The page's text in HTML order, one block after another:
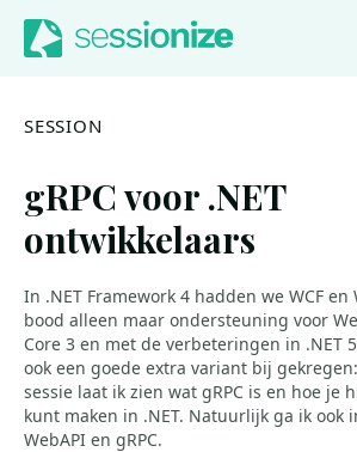
Jump to navigation
Jump to content
SESSION
gRPC voor .NET
ontwikkelaars
In .NET Framework 4 hadden we WCF en
bood alleen maar ondersteuning voor
Core 3 en met de verbeteringen in .NET
ook een goede extra variant bij
sessie laat ik zien wat gRPC is en hoe je
kunt maken in .NET. Natuurlijk ga ik ook
WebAPI en gRPC.